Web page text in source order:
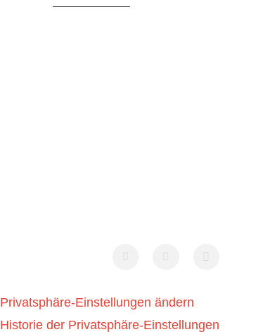
Privatsphäre-Einstellungen ändern
Historie der Privatsphäre-Einstellungen